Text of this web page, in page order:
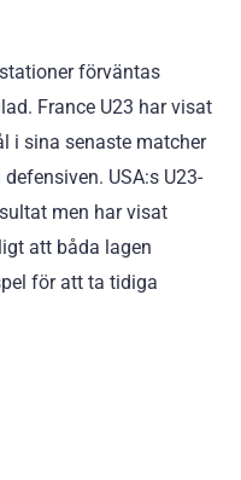
förväntas
France U23 har visat
i sina senaste matcher
USA:s U23-
men har visat
att båda lagen
för att ta tidiga